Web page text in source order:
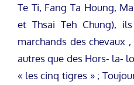
Te Ti, Fang Ta Houng,
et Thsai Teh Chung),
marchands des chevaux
autres que des Hors- la-
« les cinq tigres » ;